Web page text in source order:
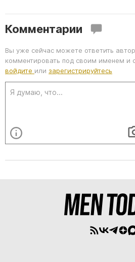
Комментарии
Вы уже сейчас можете ответить
комментировать под своим именем и
войдите или зарегистрируйтесь